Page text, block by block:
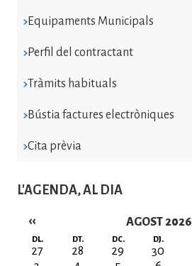
Equipaments Municipals
Perfil del contractant
Tràmits habituals
Bústia factures electròniques
Cita prèvia
L'AGENDA, AL DIA
AGOST 2026
Paginació
‹‹
DL. DT. DC. DJ.
27 28 29 30